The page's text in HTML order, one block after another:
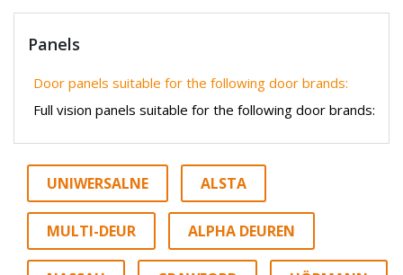
Panels
Door panels suitable for the following door brands:
Full vision panels suitable for the following door brands:
UNIWERSALNE ALSTA
MULTI-DEUR ALPHA DEUREN